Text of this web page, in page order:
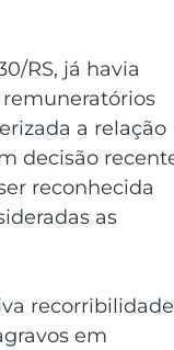
RS, já havia
a relação
decisão
reconhecida
as
em